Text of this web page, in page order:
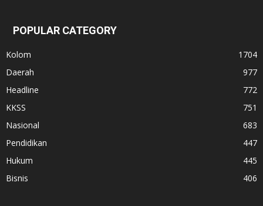
POPULAR CATEGORY
Kolom
1704
Daerah
977
Headline
772
KKSS
751
Nasional
683
Pendidikan
447
Hukum
445
Bisnis
406